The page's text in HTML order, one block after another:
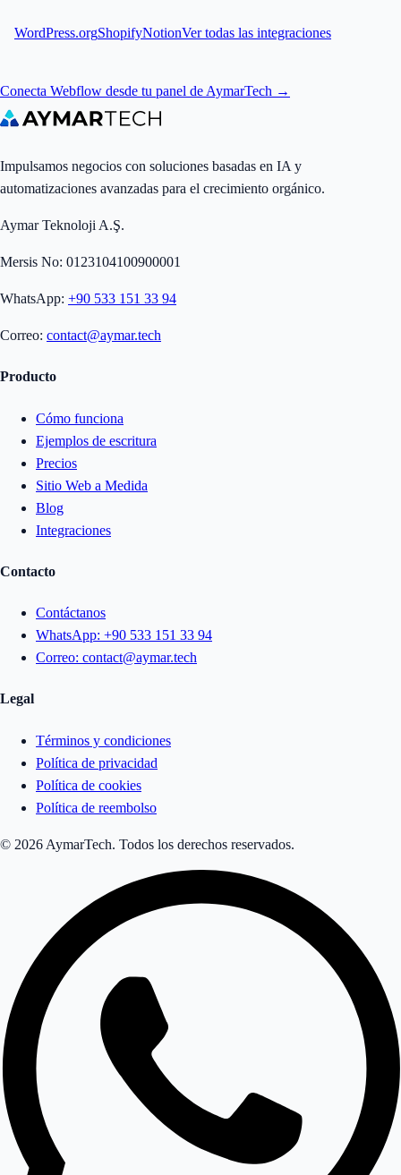
WordPress.orgShopifyNotionVer todas las integraciones
Conecta Webflow desde tu panel de AymarTech →
Impulsamos negocios con soluciones basadas en IA y
automatizaciones avanzadas para el crecimiento orgánico.
Aymar Teknoloji A.Ş.
Mersis No: 0123104100900001
WhatsApp: +90 533 151 33 94
Correo: contact@aymar.tech
Producto
Cómo funciona
Ejemplos de escritura
Precios
Sitio Web a Medida
Blog
Integraciones
Contacto
Contáctanos
WhatsApp: +90 533 151 33 94
Correo: contact@aymar.tech
Legal
Términos y condiciones
Política de privacidad
Política de cookies
Política de reembolso
© 2026 AymarTech. Todos los derechos reservados.